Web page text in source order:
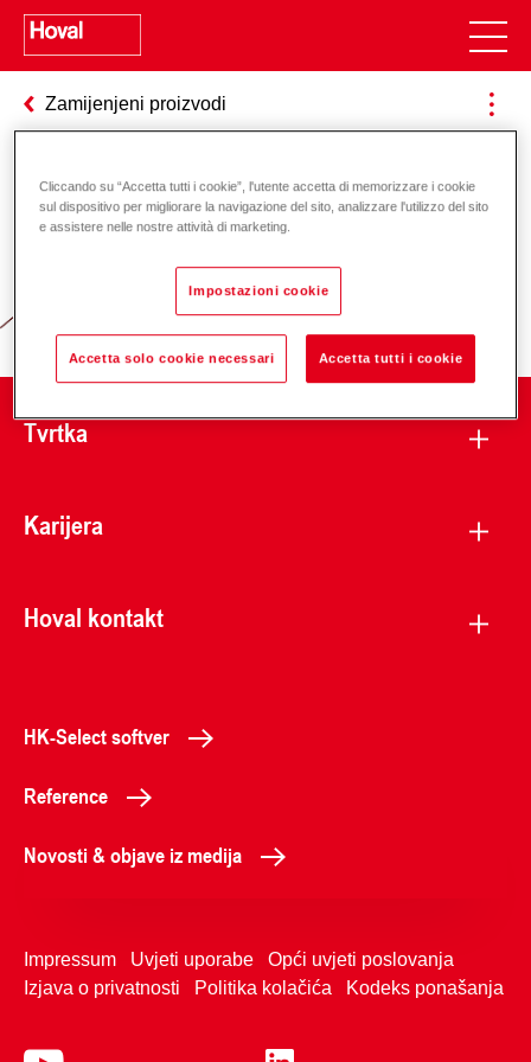
Zamijenjeni proizvodi
Odgovornost za energiju i okoliš
Tvrtka
Karijera
Hoval kontakt
HK-Select softver
Reference
Novosti & objave iz medija
Impressum Uvjeti uporabe
Opći uvjeti poslovanja
Izjava o privatnosti
Politika kolačića Kodeks ponašanja
Cliccando su “Accetta tutti i cookie”, l'utente accetta di memorizzare i cookie
sul dispositivo per migliorare la navigazione del sito, analizzare l'utilizzo del sito
e assistere nelle nostre attività di marketing.
Impostazioni cookie
Accetta solo cookie necessari Accetta tutti i cookie